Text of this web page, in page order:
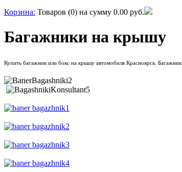
Корзина: Товаров (0) на сумму 0.00 руб.
Багажники на крышу
Купить багажник или бокс на крышу автомобиля Красноярск.